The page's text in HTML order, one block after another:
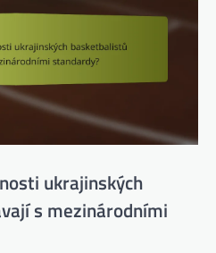
ukrajinských
s mezinárodními